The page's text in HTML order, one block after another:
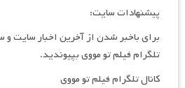
پیشنهادات سایت:
برای باخبر شدن از آخرین اخبار سایت و
تلگرام فیلم تو مووی بپیوندید.
کانال تلگرام فیلم تو مووی